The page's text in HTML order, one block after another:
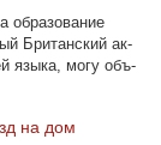
об­ра­зо­ва­ние
Бри­тан­ский ак­
язы­ка, мо­гу объ­
на дом